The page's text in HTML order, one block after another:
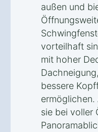
außen und
vorteilhaft
mit hoher
bessere
ermöglichen.
sie bei voller